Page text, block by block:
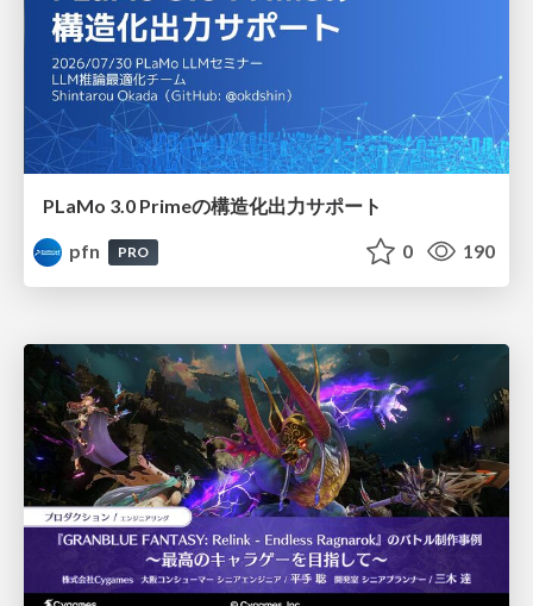
PLaMo 3.0 Primeの構造化出力サポート
pfn
PRO 0 190